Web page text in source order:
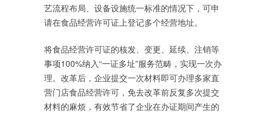
艺流程布局、设备设施统一标准的情况下，可申
请在食品经营许可证上登记多个经营地址。
将食品经营许可证的核发、变更、延续、注销等
事项100%纳入“一证多址”服务范畴，实现一次办
理。改革后，企业提交一次材料即可办理多家直
营门店食品经营许可，免去改革前反复多次提交
材料的麻烦，有效节省了企业在办证期间产生的